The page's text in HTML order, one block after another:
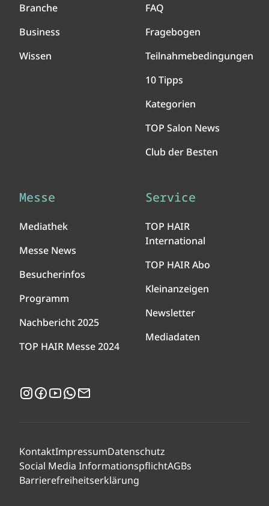
Branche
Business
Wissen
FAQ
Fragebogen
Teilnahmebedingungen
10 Tipps
Kategorien
TOP Salon News
Club der Besten
Messe
Mediathek
Messe News
Besucherinfos
Programm
Nachbericht 2025
TOP HAIR Messe 2024
Service
TOP HAIR
International
TOP HAIR Abo
Kleinanzeigen
Newsletter
Mediadaten
Instagram
Facebook
YouTubeWhatsApp
KontaktImpressumDatenschutz
Social Media InformationspflichtAGBs
Barrierefreiheitserklärung